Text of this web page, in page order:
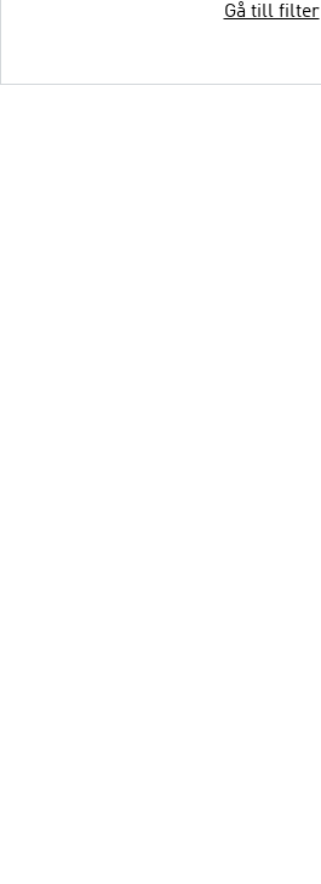
Gå till filter